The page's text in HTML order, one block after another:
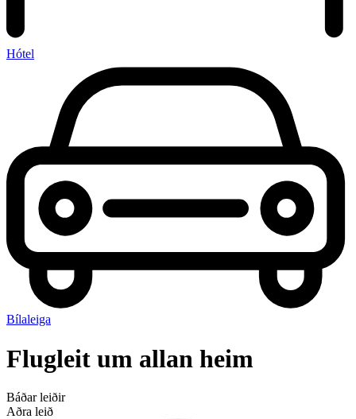
Hótel
Bílaleiga
Flugleit um allan heim
Báðar leiðir
Aðra leið